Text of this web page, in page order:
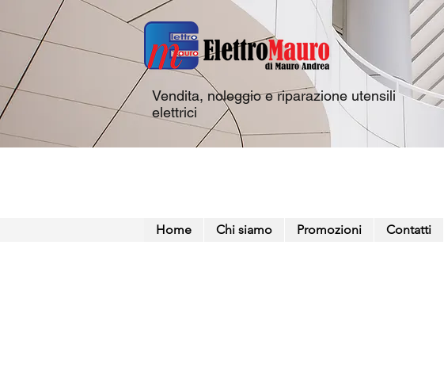
Vendita, noleggio e riparazione utensili
elettrici
Home Chi siamo Promozioni Contatti